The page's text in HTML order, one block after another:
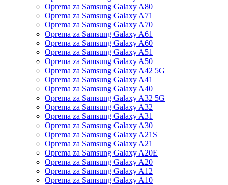
Oprema za Samsung Galaxy A80
Oprema za Samsung Galaxy A71
Oprema za Samsung Galaxy A70
Oprema za Samsung Galaxy A61
Oprema za Samsung Galaxy A60
Oprema za Samsung Galaxy A51
Oprema za Samsung Galaxy A50
Oprema za Samsung Galaxy A42 5G
Oprema za Samsung Galaxy A41
Oprema za Samsung Galaxy A40
Oprema za Samsung Galaxy A32 5G
Oprema za Samsung Galaxy A32
Oprema za Samsung Galaxy A31
Oprema za Samsung Galaxy A30
Oprema za Samsung Galaxy A21S
Oprema za Samsung Galaxy A21
Oprema za Samsung Galaxy A20E
Oprema za Samsung Galaxy A20
Oprema za Samsung Galaxy A12
Oprema za Samsung Galaxy A10